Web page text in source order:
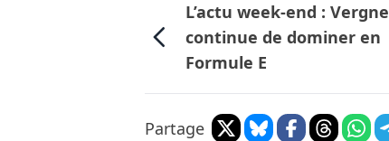
L’actu week-end : Vergne
continue de dominer en
Formule E
Partage